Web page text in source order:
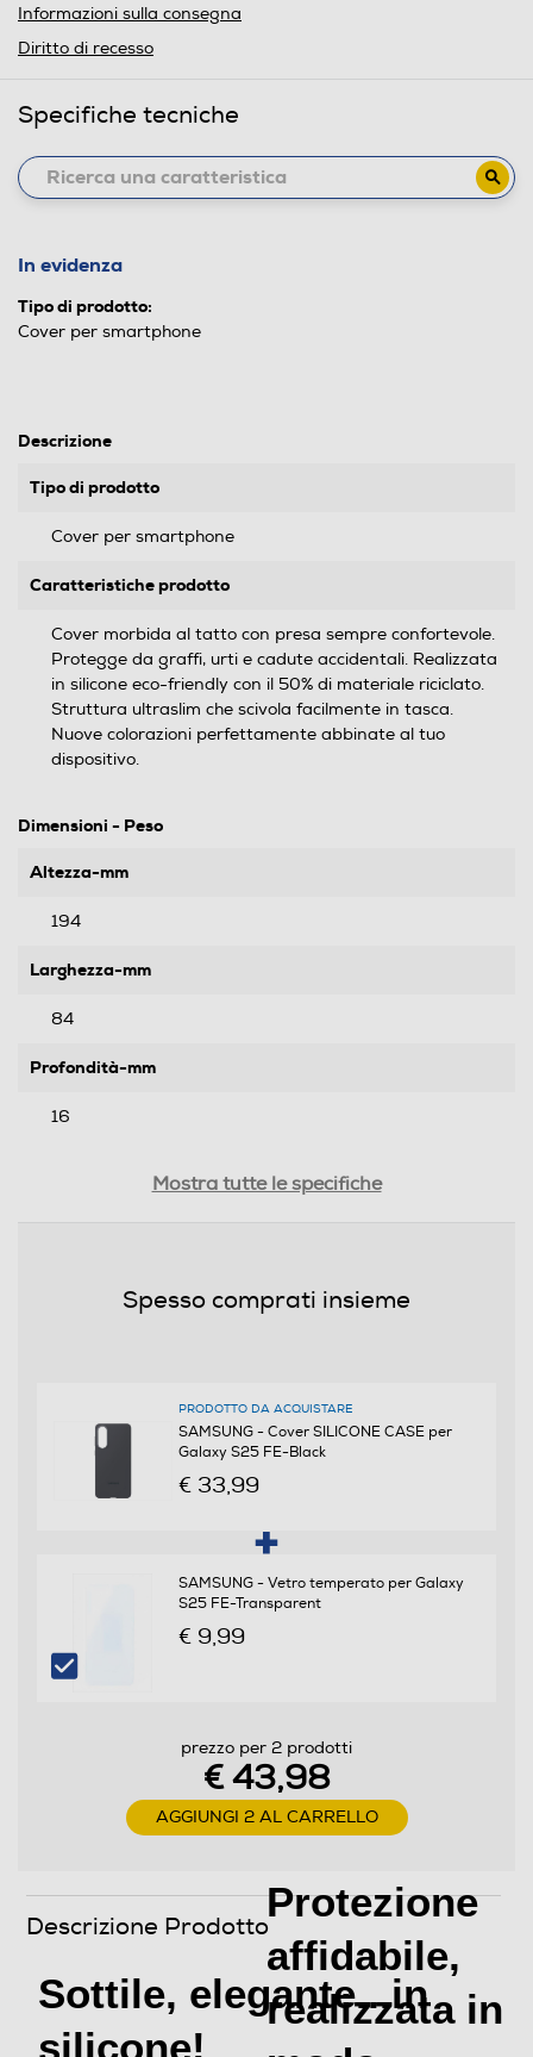
Informazioni sulla consegna
Diritto di recesso
Specifiche tecniche
In evidenza
Tipo di prodotto:
Cover per smartphone
Descrizione
Tipo di prodotto
Cover per smartphone
Caratteristiche prodotto
Cover morbida al tatto con presa sempre confortevole.
Protegge da graffi, urti e cadute accidentali. Realizzata
in silicone eco-friendly con il 50% di materiale riciclato.
Struttura ultraslim che scivola facilmente in tasca.
Nuove colorazioni perfettamente abbinate al tuo
dispositivo.
Dimensioni - Peso
Altezza-mm
194
Larghezza-mm
84
Profondità-mm
16
Mostra tutte le specifiche
Spesso comprati insieme
PRODOTTO DA ACQUISTARE
SAMSUNG - Cover SILICONE CASE per
Galaxy S25 FE-Black
€ 33,99
SAMSUNG - Vetro temperato per Galaxy
S25 FE-Transparent
€ 9,99
€ 43,98
AGGIUNGI 2 AL CARRELLO
Descrizione Prodotto
Sottile, elegante...in
silicone!
Protezione
affidabile,
realizzata in
modo